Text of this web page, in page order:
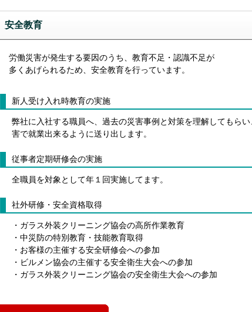
安全教育
労働災害が発生する要因のうち、教育不足・認識不足が
多くあげられるため、安全教育を行っています。
新人受け入れ時教育の実施
弊社に入社する職員へ、過去の災害事例と対策を理解してもら
害で就業出来るように送り出します。
従事者定期研修会の実施
全職員を対象として年１回実施してます。
社外研修・安全資格取得
・ガラス外装クリーニング協会の高所作業教育
・中災防の特別教育・技能教育取得
・お客様の主催する安全研修会への参加
・ビルメン協会の主催する安全衛生大会への参加
・ガラス外装クリーニング協会の安全衛生大会への参加